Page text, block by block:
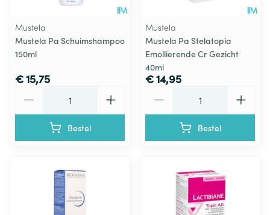
Mustela
Mustela Pa Schuimshampoo
150ml
€ 15,75
Bestel
Mustela
Mustela Pa Stelatopia
Emollierende Cr Gezicht
40ml
€ 14,95
Bestel